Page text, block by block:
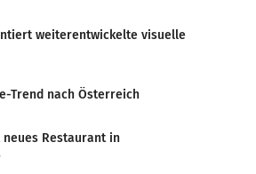
weiterentwickelte visuelle
Trend nach Österreich
neues Restaurant in